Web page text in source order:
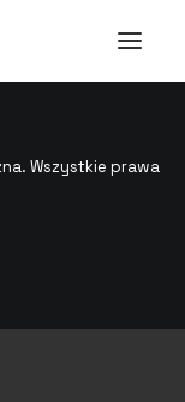
Wszystkie prawa